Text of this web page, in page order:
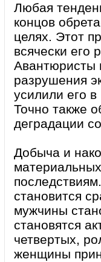
Любая
концов
целях. Этот
всячески его
Авантюристы
разрушения
усилили его
Точно также
деградации
Добыча и
становится
мужчины
становятся
четвертых,
женщины